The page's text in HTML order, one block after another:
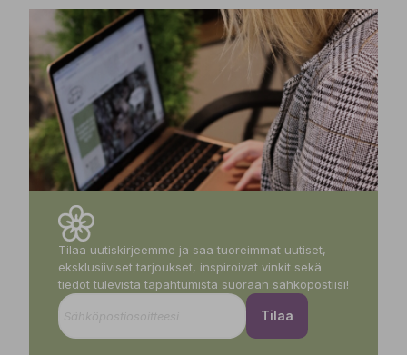
Tilaa uutiskirjeemme ja saa tuoreimmat uutiset,
eksklusiiviset tarjoukset, inspiroivat vinkit sekä
tiedot tulevista tapahtumista suoraan sähköpostiisi!
Tilaa